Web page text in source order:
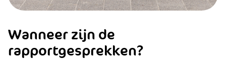
Wanneer zijn de
rapportgesprekken?